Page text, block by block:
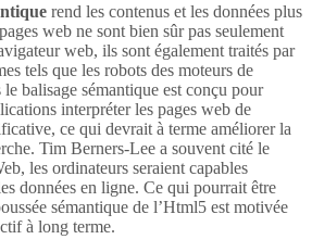
rend les contenus et les données plus
web ne sont bien sûr pas seulement
web, ils sont également traités par
tels que les robots des moteurs de
balisage sémantique est conçu pour
interpréter les pages web de
ce qui devrait à terme améliorer la
Tim Berners-Lee a souvent cité le
les ordinateurs seraient capables
données en ligne. Ce qui pourrait être
sémantique de l’Html5 est motivée
à long terme.